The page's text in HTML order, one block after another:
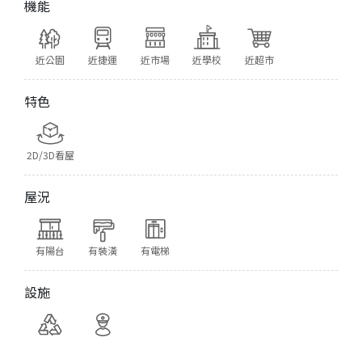
機能
近公園 近捷運 近市場 近學校 近超市
特色
2D/3D看屋
屋況
有陽台 有裝潢 有電梯
設施